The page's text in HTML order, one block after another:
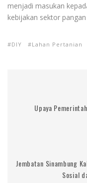
menjadi masukan
kebijakan sektor
DIY Lahan Pertanian
Upaya
Jembatan Sinambung
Sosial